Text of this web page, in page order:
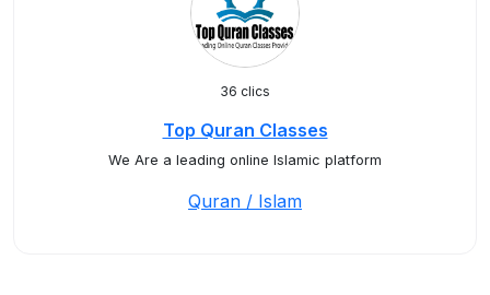
36 clics
Top Quran Classes
We Are a leading online Islamic platform
Quran / Islam